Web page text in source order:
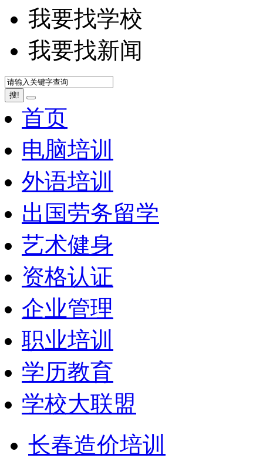
我要找学校
我要找新闻
搜!
首页
电脑培训
外语培训
出国劳务留学
艺术健身
资格认证
企业管理
职业培训
学历教育
学校大联盟
长春造价培训